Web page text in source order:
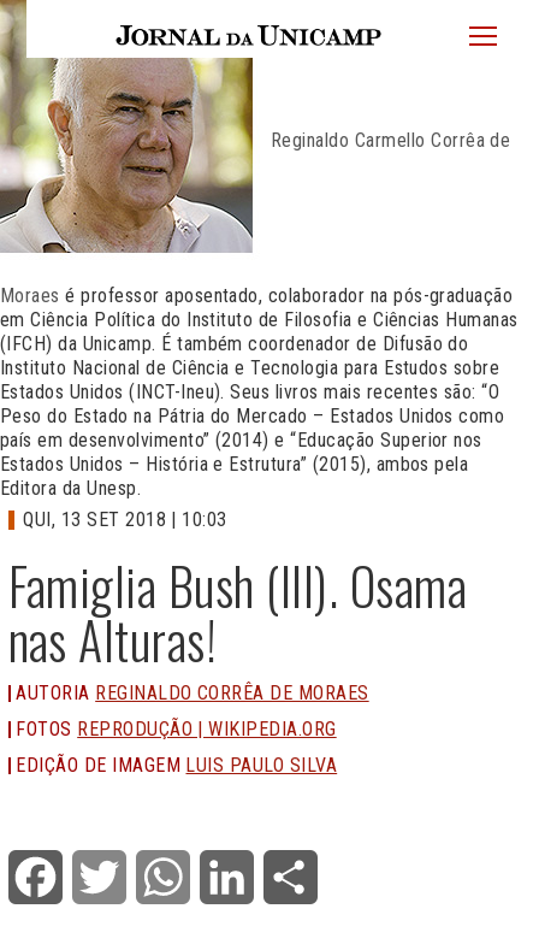
JU
Reginaldo Carmello Corrêa de
Moraes é professor aposentado, colaborador na pós-graduação
em Ciência Política do Instituto de Filosofia e Ciências Humanas
(IFCH) da Unicamp. É também coordenador de Difusão do
Instituto Nacional de Ciência e Tecnologia para Estudos sobre
Estados Unidos (INCT-Ineu). Seus livros mais recentes são: “O
Peso do Estado na Pátria do Mercado – Estados Unidos como
país em desenvolvimento” (2014) e “Educação Superior nos
Estados Unidos – História e Estrutura” (2015), ambos pela
Editora da Unesp.
Famiglia Bush (III). Osama
nas Alturas!
QUI, 13 SET 2018 | 10:03
AUTORIA REGINALDO CORRÊA DE MORAES
FOTOS REPRODUÇÃO | WIKIPEDIA.ORG
EDIÇÃO DE IMAGEM LUIS PAULO SILVA
Facebook Twitter WhatsApp LinkedIn